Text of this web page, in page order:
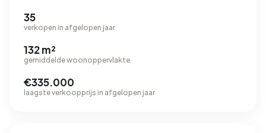
35
verkopen in afgelopen jaar
132 m²
gemiddelde woonoppervlakte
€335.000
laagste verkoopprijs in afgelopen jaar